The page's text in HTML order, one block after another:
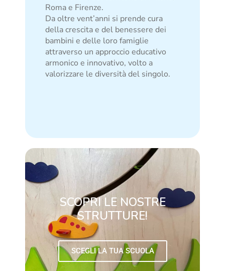
Roma e Firenze.
Da oltre vent’anni si prende cura
della crescita e del benessere dei
bambini e delle loro famiglie
attraverso un approccio educativo
armonico e innovativo, volto a
valorizzare le diversità del singolo.
SCOPRI LE NOSTRE
STRUTTURE!
SCEGLI LA TUA SCUOLA